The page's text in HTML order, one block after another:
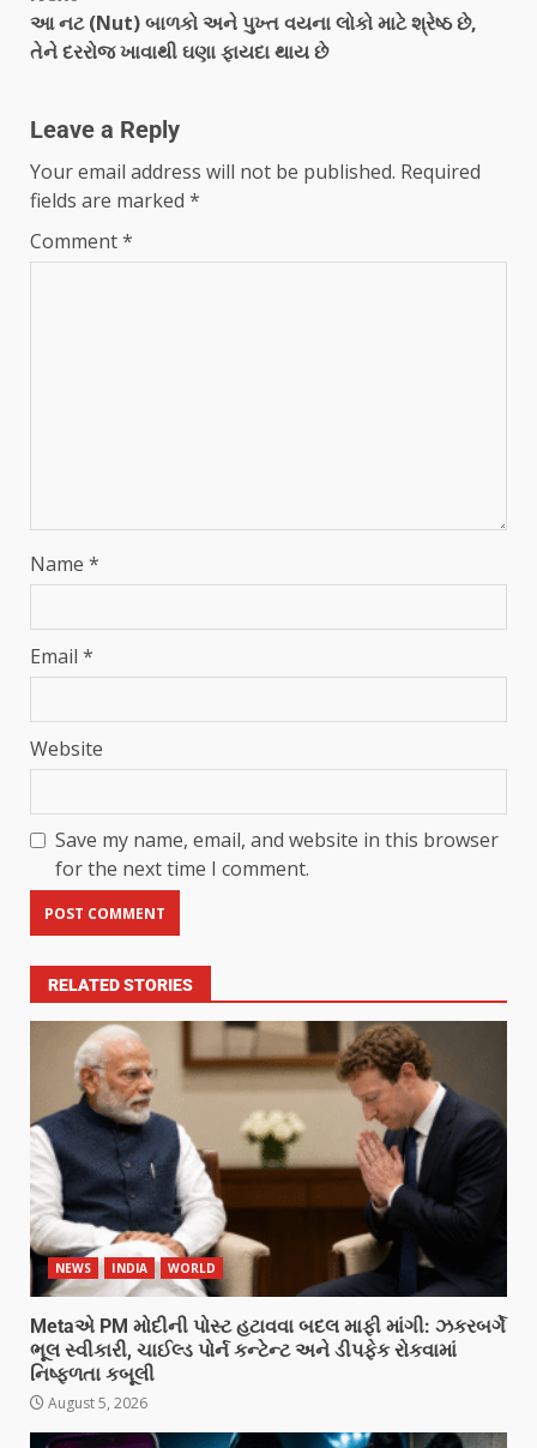
આ નટ (Nut) બાળકો અને પુખ્ત વયના લોકો માટે શ્રેષ્ઠ છે,
તેને દરરોજ ખાવાથી ઘણા ફાયદા થાય છે
Leave a Reply
Your email address will not be published. Required
fields are marked *
Comment*
Name *
Email *
Website
Save my name, email, and website in this browser
for the next time I comment.
RELATED STORIES
NEWS INDIA WORLD
Metaએ PM મોદીની પોસ્ટ હટાવવા બદલ માફી માંગી: ઝકરબર્ગે
ભૂલ સ્વીકારી, ચાઈલ્ડ પોર્ન કન્ટેન્ટ અને ડીપફેક રોકવામાં
નિષ્ફળતા કબૂલી
August 5, 2026